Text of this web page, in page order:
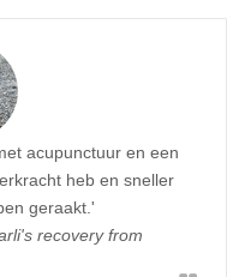
acupunctuur en een
heb en sneller
geraakt.'
recovery from